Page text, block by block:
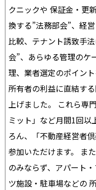
クニックや 保証金・更
換する”法務部会”、経
比較、テナント誘致手
会”、あらゆる管理のケ
理、業者選定のポイン
所有者の利益に直結す
上げました。 これら専
ミット」など月間1回以
ろん、「不動産経営者
参加いただけます。 ま
のみならず、アパート
ツ施設・駐車場などの